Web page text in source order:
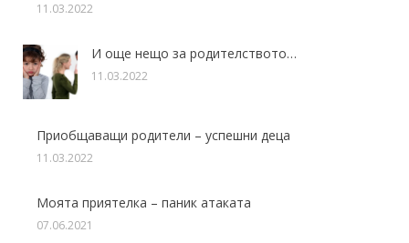
11.03.2022
И още нещо за родителството…
11.03.2022
Приобщаващи родители – успешни деца
11.03.2022
Моята приятелка – паник атаката
07.06.2021